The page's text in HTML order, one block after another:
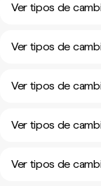
Ver tipos de
Ver tipos de
Ver tipos de
Ver tipos de
Ver tipos de